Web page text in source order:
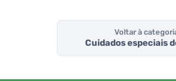
Voltar à
Cuidados especiais